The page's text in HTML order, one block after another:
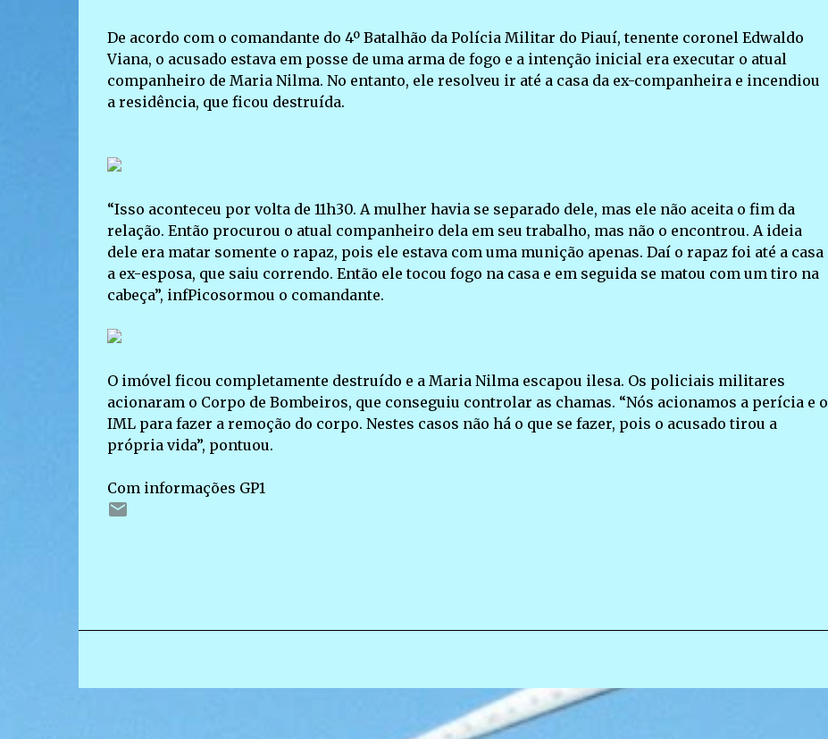
De acordo com o comandante do 4º Batalhão da Polícia Militar do Piauí, tenente coronel Edwaldo
Viana, o acusado estava em posse de uma arma de fogo e a intenção inicial era executar o atual
companheiro de Maria Nilma. No entanto, ele resolveu ir até a casa da ex-companheira e incendiou
a residência, que ficou destruída.
“Isso aconteceu por volta de 11h30. A mulher havia se separado dele, mas ele não aceita o fim da
relação. Então procurou o atual companheiro dela em seu trabalho, mas não o encontrou. A ideia
dele era matar somente o rapaz, pois ele estava com uma munição apenas. Daí o rapaz foi até a casa
a ex-esposa, que saiu correndo. Então ele tocou fogo na casa e em seguida se matou com um tiro na
cabeça”, infPicosormou o comandante.
O imóvel ficou completamente destruído e a Maria Nilma escapou ilesa. Os policiais militares
acionaram o Corpo de Bombeiros, que conseguiu controlar as chamas. “Nós acionamos a perícia e o
IML para fazer a remoção do corpo. Nestes casos não há o que se fazer, pois o acusado tirou a
própria vida”, pontuou.
Com informações GP1